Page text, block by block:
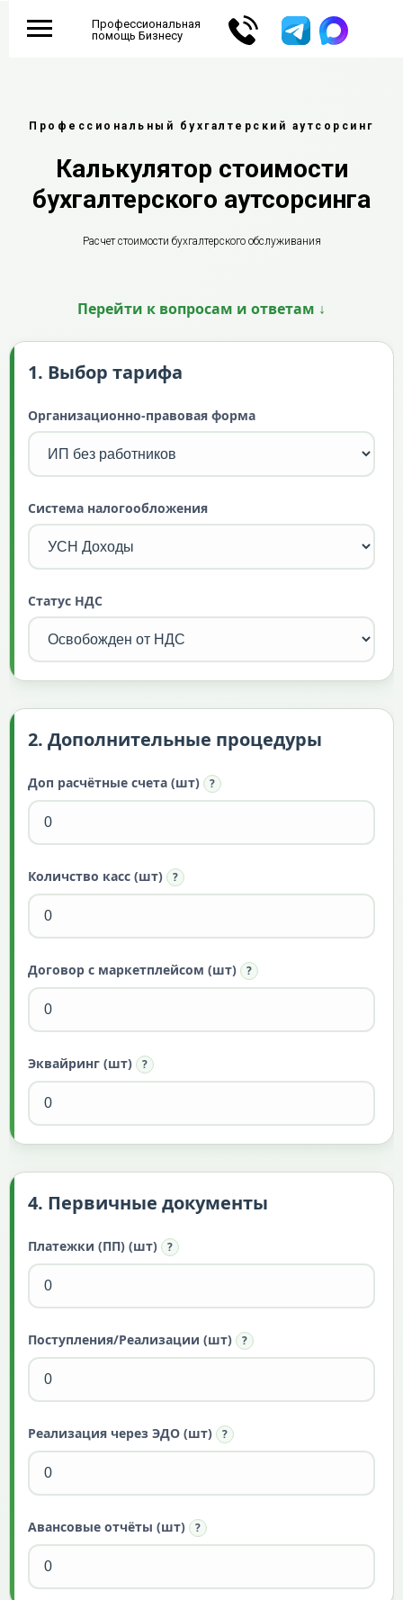
Профессиональная
помощь Бизнесу
Профессиональный бухгалтерский аутсорсинг
Калькулятор стоимости
бухгалтерского аутсорсинга
Расчет стоимости бухгалтерского обслуживания
Перейти к вопросам и ответам ↓
1. Выбор тарифа
Организационно-правовая форма
Система налогообложения
Статус НДС
2. Дополнительные процедуры
Доп расчётные счета (шт) ?
Количство касс (шт) ?
Договор с маркетплейсом (шт) ?
Эквайринг (шт) ?
4. Первичные документы
Платежки (ПП) (шт) ?
Поступления/Реализации (шт) ?
Реализация через ЭДО (шт) ?
Авансовые отчёты (шт) ?